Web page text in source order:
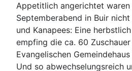
Appetitlich angerichtet waren
Septemberabend in Buir
und Kanapees: Eine
empfing die ca. 60
Evangelischen Gemeindehaus
Und so abwechselungsreich